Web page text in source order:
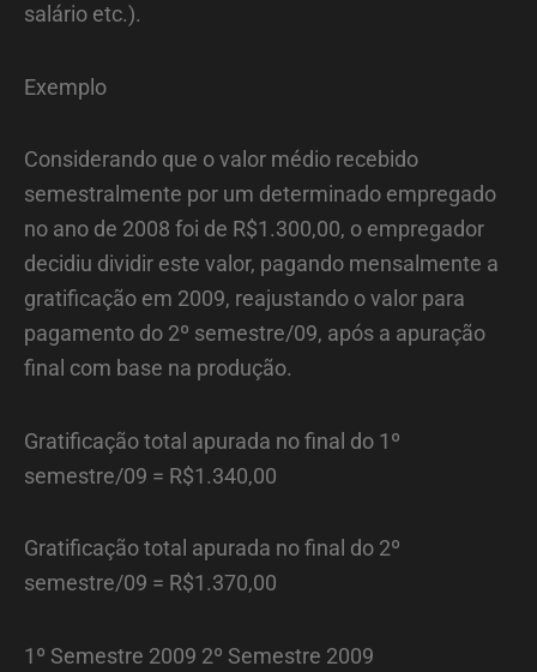
salário etc.).
Exemplo
Considerando que o valor médio recebido
semestralmente por um determinado empregado
no ano de 2008 foi de R$1.300,00, o empregador
decidiu dividir este valor, pagando mensalmente a
gratificação em 2009, reajustando o valor para
pagamento do 2º semestre/09, após a apuração
final com base na produção.
Gratificação total apurada no final do 1º
semestre/09 = R$1.340,00
Gratificação total apurada no final do 2º
semestre/09 = R$1.370,00
1º Semestre 2009 2º Semestre 2009